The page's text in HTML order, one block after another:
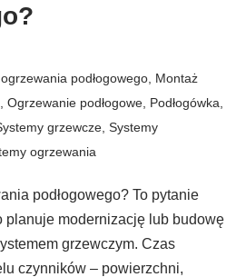
podłogowego Montaż
Ogrzewanie podłogowe Podłogówka
grzewcze Systemy
ogrzewania
podłogowego? To pytanie
planuje modernizację lub budowę
grzewczym. Czas
czynników – powierzchni,